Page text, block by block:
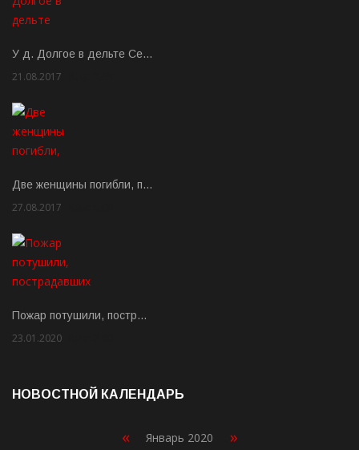
У д. Долгое в дельте Се…
21.08.2017
Две женщины погибли, п…
27.08.2017
Пожар потушили, постр…
23.01.2020
НОВОСТНОЙ КАЛЕНДАРЬ
« Январь 2020 »